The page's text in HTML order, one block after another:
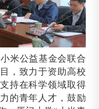
米公益基金会联合
，致力于资助高校
持在科学领域取得
的青年人才，鼓励